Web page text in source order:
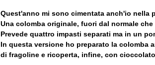
Quest'anno mi sono cimentata anch'io nella
Una colomba originale, fuori dal normale
Prevede quattro impasti separati ma in un
In questa versione ho preparato la colomba
di fragoline e ricoperta, infine, con